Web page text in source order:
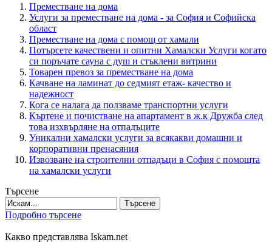
Преместване на дома
Услуги за преместване на дома - за София и Софийска
област
Преместване на дома с помощ от хамали
Потърсете качествени и опитни Хамалски Услуги когато
си поръчате сауна с душ и стъклени витрини
Товарен превоз за преместване на дома
Качване на ламинат до седмият етаж- качество и
надежност
Кога се налага да ползваме транспортни услуги
Къртене и почистване на апартамент в ж.к Дружба след
това изхвърляне на отпадъците
Уникални хамалски услуги за всякакви домашни и
корпоративни пренасяния
Извозване на строителни отпадъци в София с помощта
на хамалски услуги
Търсене
Търсене
Подробно търсене
Какво представлява Iskam.net